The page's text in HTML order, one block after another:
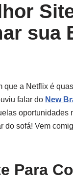
sua
a Netflix é
falar do New
oportunidades
sofá! Vem
Para